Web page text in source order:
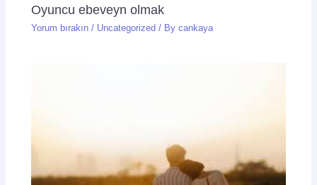
Oyuncu ebeveyn olmak
Yorum bırakın / Uncategorized / Bycankaya